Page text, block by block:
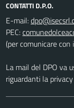
CONTATTI D.P.O.
E-mail:
PEC:
(per comunicare
La mail del DPO va
riguardanti la privacy